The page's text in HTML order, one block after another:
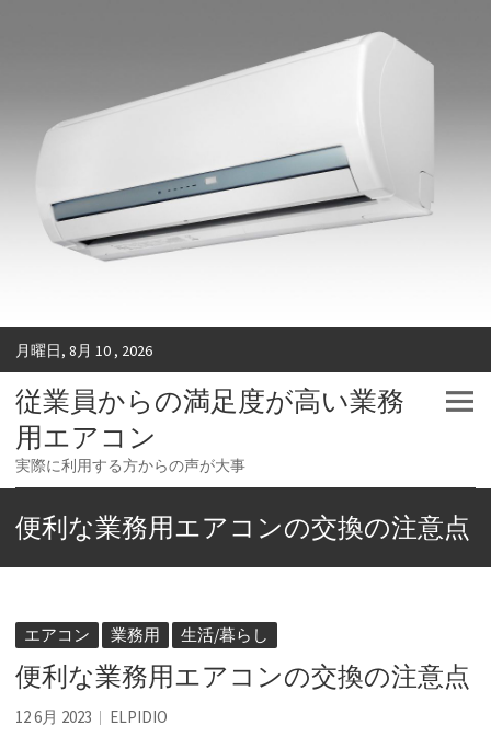
月曜日, 8月 10 , 2026
従業員からの満足度が高い業務
用エアコン
実際に利用する方からの声が大事
便利な業務用エアコンの交換の注意点
エアコン 業務用 生活/暮らし
便利な業務用エアコンの交換の注意点
12 6月 2023 ELPIDIO